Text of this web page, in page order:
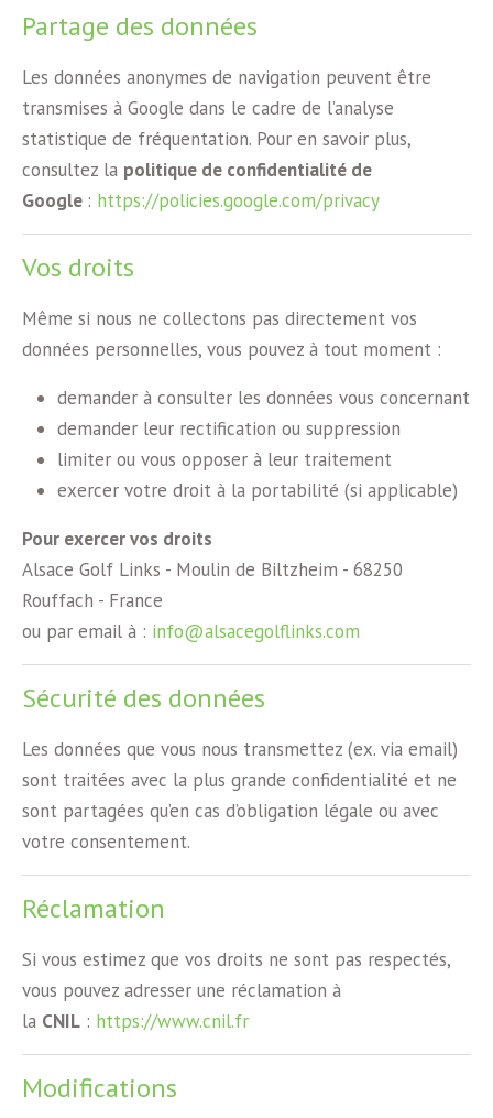
Partage des données
Les données anonymes de navigation peuvent être
transmises à Google dans le cadre de l’analyse
statistique de fréquentation. Pour en savoir plus,
consultez la politique de confidentialité de
Google : https://policies.google.com/privacy
Vos droits
Même si nous ne collectons pas directement vos
données personnelles, vous pouvez à tout moment :
demander à consulter les données vous concernant
demander leur rectification ou suppression
limiter ou vous opposer à leur traitement
exercer votre droit à la portabilité (si applicable)
Pour exercer vos droits
Alsace Golf Links - Moulin de Biltzheim - 68250
Rouffach - France
ou par email à : info@alsacegolflinks.com
Sécurité des données
Les données que vous nous transmettez (ex. via email)
sont traitées avec la plus grande confidentialité et ne
sont partagées qu’en cas d’obligation légale ou avec
votre consentement.
Réclamation
Si vous estimez que vos droits ne sont pas respectés,
vous pouvez adresser une réclamation à
la CNIL : https://www.cnil.fr
Modifications